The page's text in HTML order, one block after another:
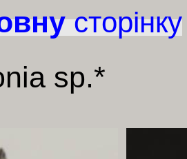
сторінку
sp.*